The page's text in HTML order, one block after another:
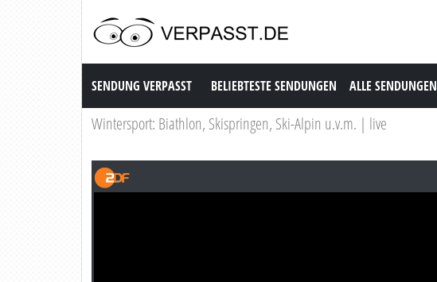
Sendung Verpasst
SENDUNG VERPASST BELIEBTESTE SENDUNGEN ALLE SENDUNGEN
Wintersport: Biathlon, Skispringen, Ski-Alpin u.v.m. | live